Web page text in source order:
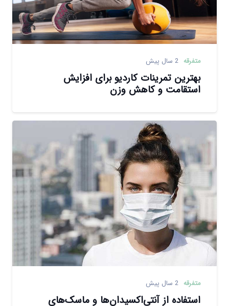
متفرقه 2 سال پیش
بهترین تمرینات کاردیو برای افزایش
استقامت و کاهش وزن
متفرقه 2 سال پیش
استفاده از آنتی‌اکسیدان‌ها و ماسک‌های